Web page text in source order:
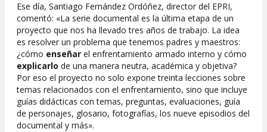
Ese día, Santiago Fernández Ordóñez, director del EPRI,
comentó: «La serie documental es la última etapa de un
proyecto que nos ha llevado tres años de trabajo. La idea
es resolver un problema que tenemos padres y maestros:
¿cómo enseñar el enfrentamiento armado interno y cómo
explicarlo de una manera neutra, académica y objetiva?
Por eso el proyecto no solo expone treinta lecciones sobre
temas relacionados con el enfrentamiento, sino que incluye
guías didácticas con temas, preguntas, evaluaciones, guía
de personajes, glosario, fotografías, los nueve episodios del
documental y más».